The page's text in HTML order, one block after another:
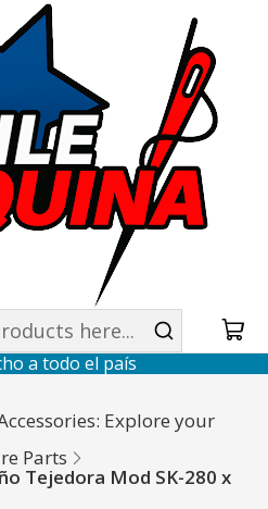
a todo el país
Explore your
Parts
Tejedora Mod SK-280 x